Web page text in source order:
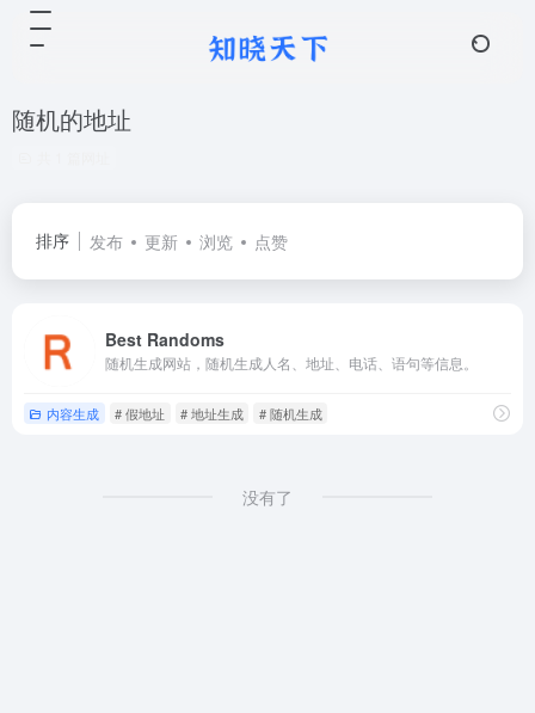
随机的地址
排序 发布 更新 浏览 点赞
Best Randoms
随机生成网站，随机生成人名、地址、电话、语句等信息。
内容生成 # 假地址 # 地址生成 # 随机生成
没有了